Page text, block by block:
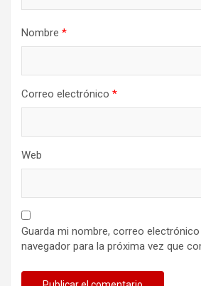
Nombre *
Correo electrónico *
Web
Guarda mi nombre, correo
navegador para la próxima vez que